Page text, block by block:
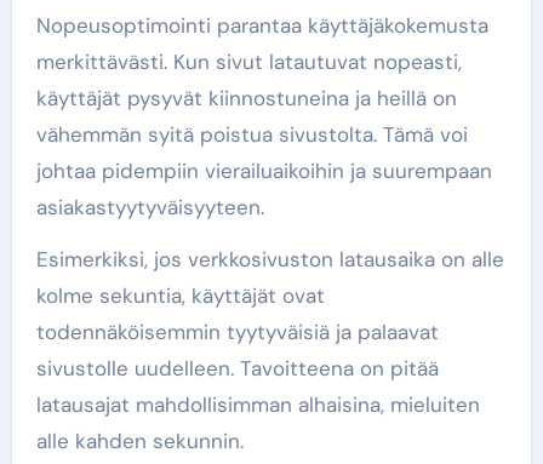
Nopeusoptimointi parantaa käyttäjäkokemusta
merkittävästi. Kun sivut latautuvat nopeasti,
käyttäjät pysyvät kiinnostuneina ja heillä on
vähemmän syitä poistua sivustolta. Tämä voi
johtaa pidempiin vierailuaikoihin ja suurempaan
asiakastyytyväisyyteen.
Esimerkiksi, jos verkkosivuston latausaika on alle
kolme sekuntia, käyttäjät ovat
todennäköisemmin tyytyväisiä ja palaavat
sivustolle uudelleen. Tavoitteena on pitää
latausajat mahdollisimman alhaisina, mieluiten
alle kahden sekunnin.